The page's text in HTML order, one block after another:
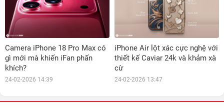
Camera iPhone 18 Pro Max có
gì mới mà khiến iFan phấn
khích?
24-02-2026 14:39
iPhone Air lột xác cực nghệ với
thiết kế Caviar 24k và khảm xà
cừ
24-02-2026 13:47